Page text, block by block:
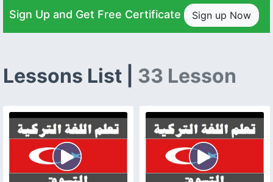
Sign Up and Get Free Certificate Sign up Now
Lessons List | 33 Lesson